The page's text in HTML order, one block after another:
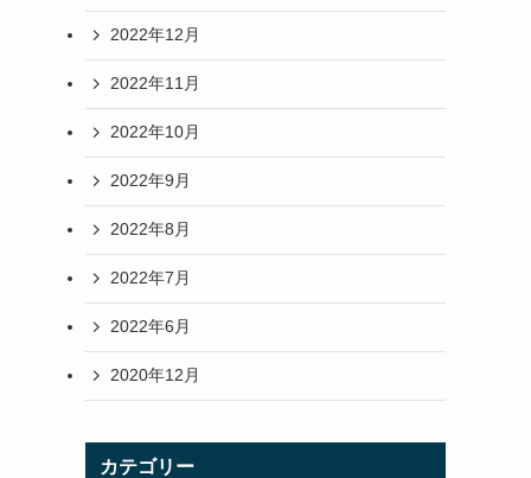
2022年12月
2022年11月
2022年10月
2022年9月
2022年8月
2022年7月
2022年6月
2020年12月
カテゴリー